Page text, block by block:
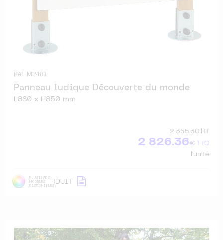
Réf. .MP481
Panneau ludique Découverte du monde
L880 x H850 mm
2 355.30 HT
2 826.36€ TTC
l'unité
DÉTAILPRODUIT